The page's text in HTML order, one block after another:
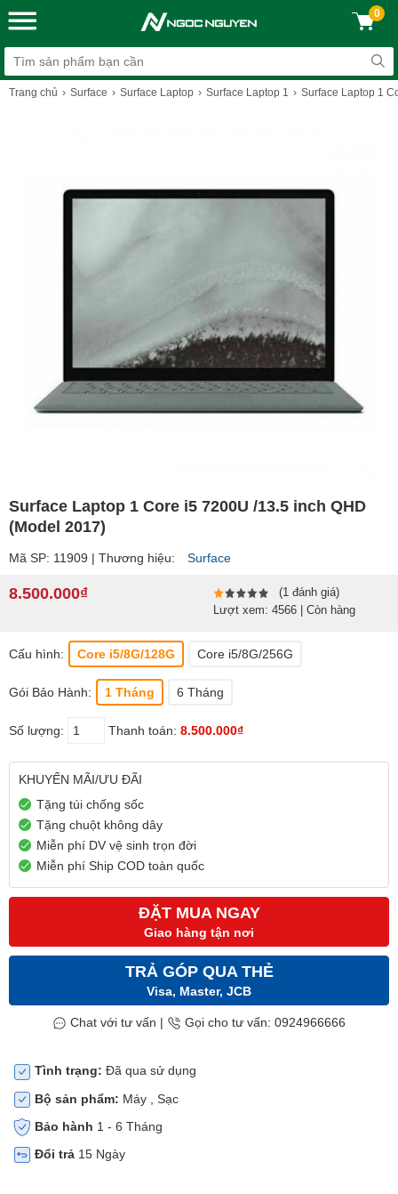
0
Trang chủ Surface Surface Laptop Surface Laptop 1 Surface Laptop 1
Surface Laptop 1 Core i5 7200U /13.5 inch QHD
(Model 2017)
Mã SP: 11909 | Thương hiệu: Surface
8.500.000₫
(1 đánh giá)
Lượt xem: 4566 | Còn hàng
Cấu hình: Core i5/8G/128G Core i5/8G/256G
Gói Bảo Hành: 1 Tháng 6 Tháng
Số lượng: Thanh toán: 8.500.000₫
KHUYẾN MÃI/ƯU ĐÃI
Tặng túi chống sốc
Tặng chuột không dây
Miễn phí DV vệ sinh trọn đời
Miễn phí Ship COD toàn quốc
ĐẶT MUA NGAY
Giao hàng tận nơi
TRẢ GÓP QUA THẺ
Visa, Master, JCB
Chat với tư vấn | Gọi cho tư vấn: 0924966666
Tình trạng: Đã qua sử dụng
Bộ sản phẩm: Máy , Sạc
Bảo hành 1 - 6 Tháng
Đổi trả 15 Ngày